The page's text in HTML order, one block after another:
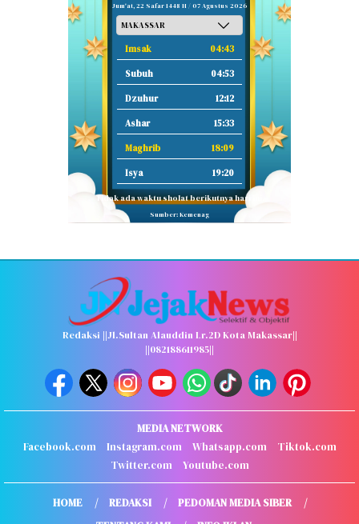
Jum'at, 22 Safar 1448 H / 07 Agustus 2026
Imsak 04:43
Subuh 04:53
Dzuhur 12:12
Ashar 15:33
Maghrib 18:09
Isya 19:20
Tidak ada waktu sholat berikutnya hari ini.
Sumber: Kemenag
Redaksi ||Jl.Sultan Alauddin Lr.2D Kota Makassar||
||082188611985||
MEDIA NETWORK
Facebook.com
Instagram.com Whatsapp.com
Tiktok.com
Twitter.com
Youtube.com
HOME REDAKSI
PEDOMAN MEDIA SIBER